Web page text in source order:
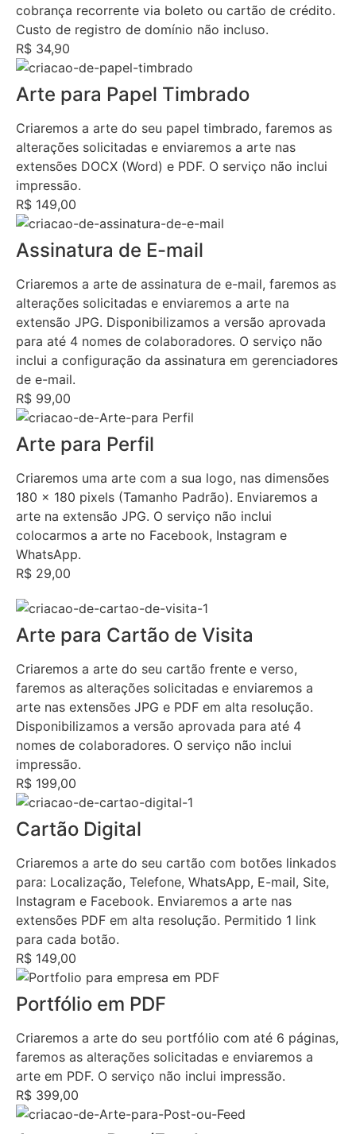
cobrança recorrente via boleto ou cartão de crédito.
Custo de registro de domínio não incluso.
R$ 34,90
Arte para Papel Timbrado
Criaremos a arte do seu papel timbrado, faremos as
alterações solicitadas e enviaremos a arte nas
extensões DOCX (Word) e PDF. O serviço não inclui
impressão.
R$ 149,00
Assinatura de E-mail
Criaremos a arte de assinatura de e-mail, faremos as
alterações solicitadas e enviaremos a arte na
extensão JPG. Disponibilizamos a versão aprovada
para até 4 nomes de colaboradores. O serviço não
inclui a configuração da assinatura em gerenciadores
de e-mail.
R$ 99,00
Arte para Perfil
Criaremos uma arte com a sua logo, nas dimensões
180 x 180 pixels (Tamanho Padrão). Enviaremos a
arte na extensão JPG. O serviço não inclui
colocarmos a arte no Facebook, Instagram e
WhatsApp.
R$ 29,00
Arte para Cartão de Visita
Criaremos a arte do seu cartão frente e verso,
faremos as alterações solicitadas e enviaremos a
arte nas extensões JPG e PDF em alta resolução.
Disponibilizamos a versão aprovada para até 4
nomes de colaboradores. O serviço não inclui
impressão.
R$ 199,00
Cartão Digital
Criaremos a arte do seu cartão com botões linkados
para: Localização, Telefone, WhatsApp, E-mail, Site,
Instagram e Facebook. Enviaremos a arte nas
extensões PDF em alta resolução. Permitido 1 link
para cada botão.
R$ 149,00
Portfólio em PDF
Criaremos a arte do seu portfólio com até 6 páginas,
faremos as alterações solicitadas e enviaremos a
arte em PDF. O serviço não inclui impressão.
R$ 399,00